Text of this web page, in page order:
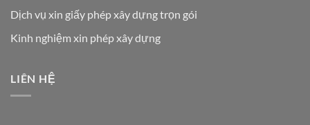
Dịch vụ xin giấy phép xây dựng trọn gói
Kinh nghiệm xin phép xây dựng
LIÊN HỆ